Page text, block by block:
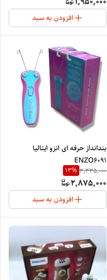
افزودن به سبد
بندانداز حرفه ای انزو ایتالیا
ENZO6091
3,335,000
13%
2,875,000
افزودن به سبد